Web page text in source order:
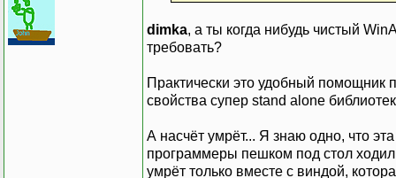
dimka, а ты когда нибудь чистый
требовать?
Практически это удобный помощник
свойства супер stand alone
А насчёт умрёт... Я знаю одно, что
программеры пешком под стол
умрёт только вместе с виндой,